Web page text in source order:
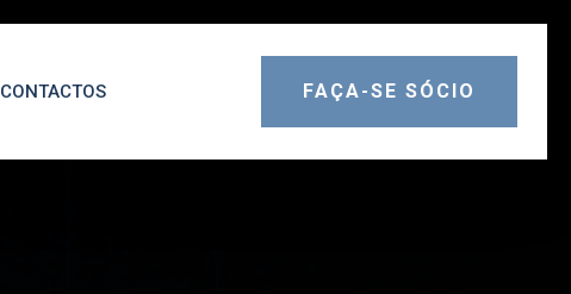
CONTACTOS FAÇA-SE SÓCIO